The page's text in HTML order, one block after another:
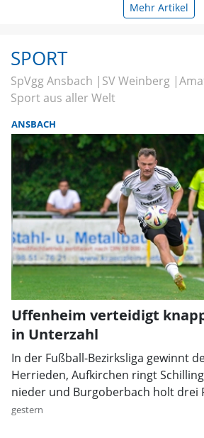
Mehr Artikel
SPORT
SpVgg Ansbach SV Weinberg
Sport aus aller Welt
ANSBACH
Uffenheim verteidigt
in Unterzahl
In der Fußball-Bezirksliga gewinnt
Herrieden, Aufkirchen ringt
nieder und Burgoberbach holt drei
gestern